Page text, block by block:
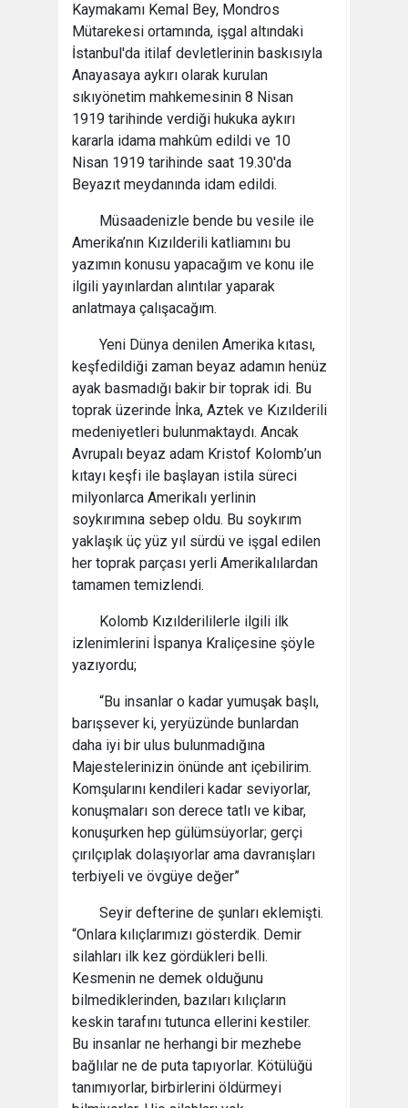
Kaymakamı Kemal Bey, Mondros
Mütarekesi ortamında, işgal altındaki
İstanbul'da itilaf devletlerinin baskısıyla
Anayasaya aykırı olarak kurulan
sıkıyönetim mahkemesinin 8 Nisan
1919 tarihinde verdiği hukuka aykırı
kararla idama mahkûm edildi ve 10
Nisan 1919 tarihinde saat 19.30'da
Beyazıt meydanında idam edildi.
Müsaadenizle bende bu vesile ile
Amerika’nın Kızılderili katliamını bu
yazımın konusu yapacağım ve konu ile
ilgili yayınlardan alıntılar yaparak
anlatmaya çalışacağım.
Yeni Dünya denilen Amerika kıtası,
keşfedildiği zaman beyaz adamın henüz
ayak basmadığı bakir bir toprak idi. Bu
toprak üzerinde İnka, Aztek ve Kızılderili
medeniyetleri bulunmaktaydı. Ancak
Avrupalı beyaz adam Kristof Kolomb’un
kıtayı keşfi ile başlayan istila süreci
milyonlarca Amerikalı yerlinin
soykırımına sebep oldu. Bu soykırım
yaklaşık üç yüz yıl sürdü ve işgal edilen
her toprak parçası yerli Amerikalılardan
tamamen temizlendi.
Kolomb Kızılderililerle ilgili ilk
izlenimlerini İspanya Kraliçesine şöyle
yazıyordu;
“Bu insanlar o kadar yumuşak başlı,
barışsever ki, yeryüzünde bunlardan
daha iyi bir ulus bulunmadığına
Majestelerinizin önünde ant içebilirim.
Komşularını kendileri kadar seviyorlar,
konuşmaları son derece tatlı ve kibar,
konuşurken hep gülümsüyorlar; gerçi
çırılçıplak dolaşıyorlar ama davranışları
terbiyeli ve övgüye değer”
Seyir defterine de şunları eklemişti.
“Onlara kılıçlarımızı gösterdik. Demir
silahları ilk kez gördükleri belli.
Kesmenin ne demek olduğunu
bilmediklerinden, bazıları kılıçların
keskin tarafını tutunca ellerini kestiler.
Bu insanlar ne herhangi bir mezhebe
bağlılar ne de puta tapıyorlar. Kötülüğü
tanımıyorlar, birbirlerini öldürmeyi